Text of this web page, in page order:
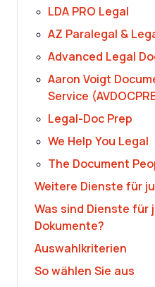
LDA PRO Legal
AZ Paralegal &
Advanced Legal
Aaron Voigt
Service
Legal-Doc Prep
We Help You Legal
The Document
Weitere Dienste für
Was sind Dienste für
Dokumente?
Auswahlkriterien
So wählen Sie aus